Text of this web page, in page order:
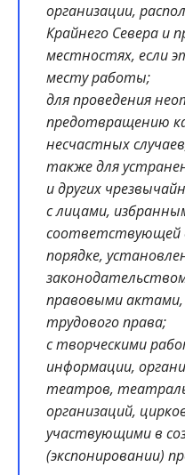
организации,
Крайнего Севера и
местностях, если
месту работы;
для проведения
предотвращению
несчастных
также для
и других
с лицами,
соответствующей
порядке,
правовыми
трудового права;
с творческими
информации,
театров,
организаций,
участвующими в
(экспонировании)